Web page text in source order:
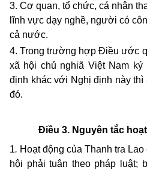
3. Cơ quan, tổ chức, cá nhân
lĩnh vực dạy nghề, người có
cả nước.
4. Trong trường hợp Điều ước
xã hội chủ nghiã Việt Nam ký
định khác với Nghị định này
đó.
Điều 3. Nguyên tắc
1. Hoạt động của Thanh tra
hội phải tuân theo pháp luật;